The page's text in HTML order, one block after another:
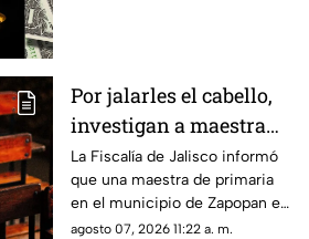
Por jalarles el cabello,
investigan a maestra
de primaria en
Zapopan
La Fiscalía de Jalisco informó
que una maestra de primaria
en el municipio de Zapopan es
investigada por presuntamente
agosto 07, 2026 11:22 a. m.